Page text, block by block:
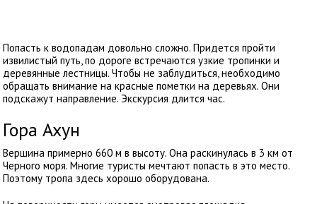
Попасть к водопадам довольно сложно. Придется пройти
извилистый путь, по дороге встречаются узкие тропинки и
деревянные лестницы. Чтобы не заблудиться, необходимо
обращать внимание на красные пометки на деревьях. Они
подскажут направление. Экскурсия длится час.
Гора Ахун
Вершина примерно 660 м в высоту. Она раскинулась в 3 км от
Черного моря. Многие туристы мечтают попасть в это место.
Поэтому тропа здесь хорошо оборудована.